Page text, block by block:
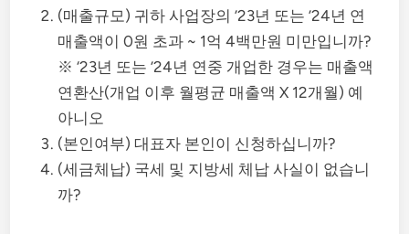
(매출규모) 귀하 사업장의 ’23년 또는 ’24년 연
매출액이 0원 초과 ~ 1억 4백만원 미만입니까?
※ ‘23년 또는 ’24년 연중 개업한 경우는 매출액
연환산(개업 이후 월평균 매출액 X 12개월) 예
아니오
(본인여부) 대표자 본인이 신청하십니까?
(세금체납) 국세 및 지방세 체납 사실이 없습니
까?